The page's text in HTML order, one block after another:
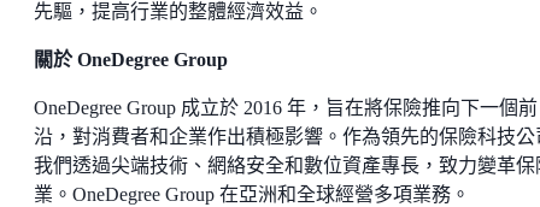
先驅，提高行業的整體經濟效益。
關於 OneDegree Group
OneDegree Group 成立於 2016 年，旨在將保險推向下一個前
沿，對消費者和企業作出積極影響。作為領先的保險科技公
我們透過尖端技術、網絡安全和數位資產專長，致力變革保
業。OneDegree Group 在亞洲和全球經營多項業務。